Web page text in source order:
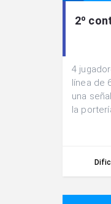
2º
4
línea de
una
la